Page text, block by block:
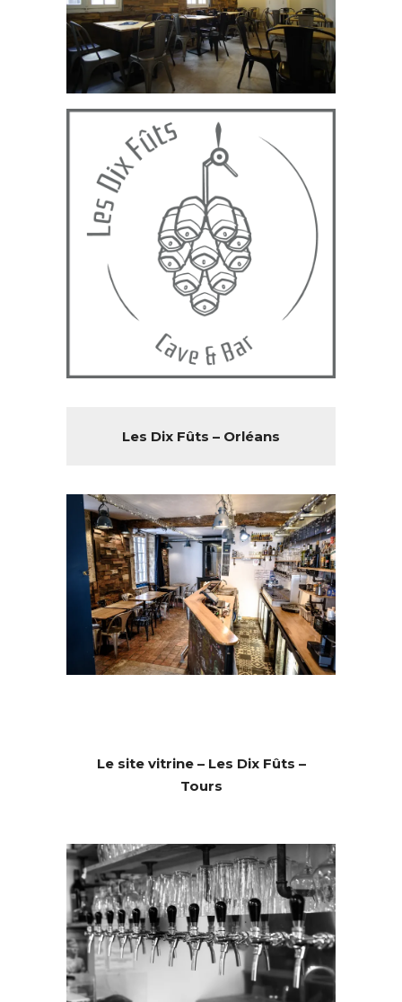
Les Dix Fûts – Orléans
Le site vitrine – Les Dix Fûts –
Tours